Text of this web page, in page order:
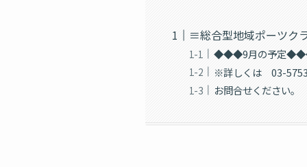
≡総合型地域ポーツク
◆◆◆9月の予定
※詳しくは 03-
お問合せください。